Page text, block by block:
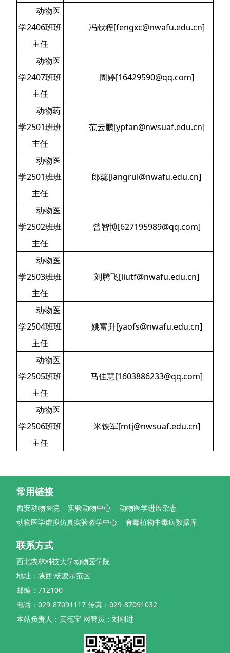
动物医
学2406班班
主任
冯献程[fengxc@nwafu.edu.cn]
动物医
学2407班班
主任
周婷[16429590@qq.com]
动物药
学2501班班
主任
范云鹏[ypfan@nwsuaf.edu.cn]
动物医
学2501班班
主任
郎蕊[langrui@nwafu.edu.cn]
动物医
学2502班班
主任
曾智博[627195989@qq.com]
动物医
学2503班班
主任
刘腾飞[liutf@nwafu.edu.cn]
动物医
学2504班班
主任
姚富升[yaofs@nwafu.edu.cn]
动物医
学2505班班
主任
马佳慧[1603886233@qq.com]
动物医
学2506班班
主任
米铁军[mtj@nwsuaf.edu.cn]
常用链接
西安动物医院 实验动物中心
动物医学进展杂志
动物医学虚拟仿真实验教学中心
有毒植物中毒病数据库
联系方式
西北农林科技大学动物医学院
地址：陕西·杨凌示范区
邮编：712100
电话：029-87091117 传真：029-87091032
本站负责人：黄德宝 网管员：刘刚进